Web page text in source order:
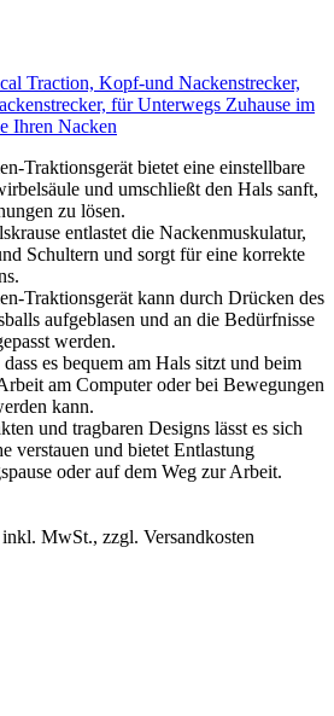
Traction, Kopf-und Nackenstrecker,
für Unterwegs Zuhause im
Ihren Nacken
Traktionsgerät bietet eine einstellbare
und umschließt den Hals sanft,
zu lösen.
entlastet die Nackenmuskulatur,
Schultern und sorgt für eine korrekte
Traktionsgerät kann durch Drücken des
aufgeblasen und an die Bedürfnisse
werden.
es bequem am Hals sitzt und beim
am Computer oder bei Bewegungen
kann.
und tragbaren Designs lässt es sich
verstauen und bietet Entlastung
oder auf dem Weg zur Arbeit.
inkl. MwSt., zzgl. Versandkosten